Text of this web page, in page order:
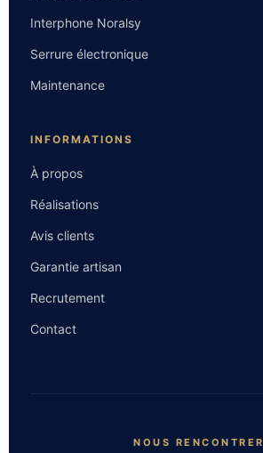
Interphone Noralsy
Serrure électronique
Maintenance
INFORMATIONS
À propos
Réalisations
Avis clients
Garantie artisan
Recrutement
Contact
NOUS RENCONTRER